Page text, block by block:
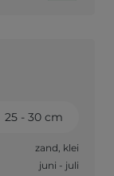
25 - 30 cm
zand, klei
juni - juli